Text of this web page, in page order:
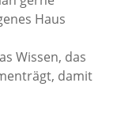
Haus
Wissen, das
damit